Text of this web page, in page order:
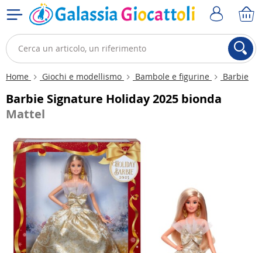
Home Giochi e modellismo Bambole e figurine Barbie
Barbie Signature Holiday 2025 bionda
Mattel